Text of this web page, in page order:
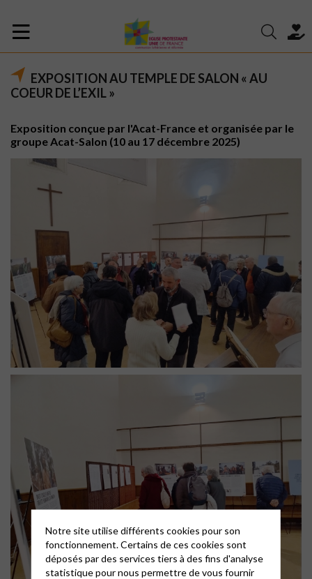
EXPOSITION AU TEMPLE DE SALON « AU
COEUR DE L’EXIL »
Exposition conçue par l'Acat-France et organisée par le
groupe Acat-Salon (10 au 17 décembre 2025)
Notre site utilise différents cookies pour son
fonctionnement. Certains de ces cookies sont
déposés par des services tiers à des fins d'analyse
statistique pour nous permettre de vous fournir